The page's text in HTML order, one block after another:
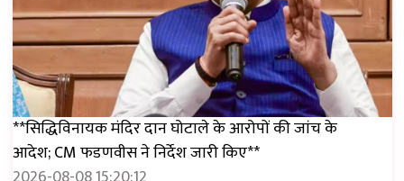
**सिद्धिविनायक मंदिर दान घोटाले के आरोपों की जांच के
आदेश; CM फडणवीस ने निर्देश जारी किए**